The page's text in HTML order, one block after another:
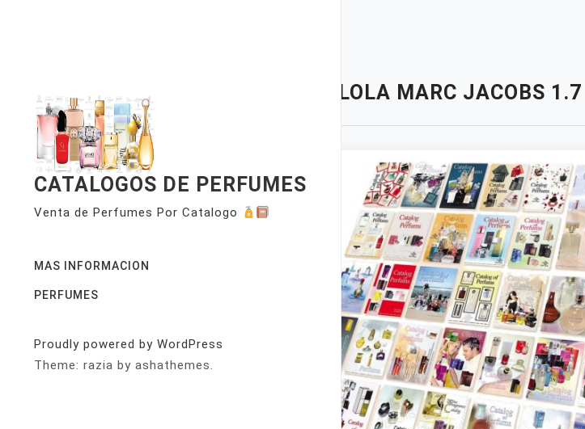
CATALOGOS DE PERFUMES
Venta de Perfumes Por Catalogo
MAS INFORMACION
PERFUMES
Proudly powered by WordPress
Theme: razia by ashathemes.
LOLA MARC JACOBS